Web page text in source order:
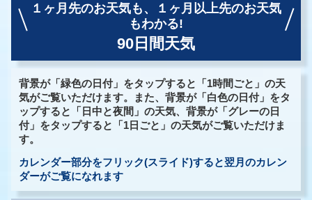
１ヶ月先のお天気も、
１ヶ月以上先のお天気
もわかる!
90日間天気
背景が「緑色の日付」をタップすると「1時間ごと」の天
気がご覧いただけます。また、背景が「白色の日付」をタ
ップすると「日中と夜間」の天気、背景が「グレーの日
付」をタップすると「1日ごと」の天気がご覧いただけま
す。
カレンダー部分をフリック(スライド)すると翌月のカレン
ダーがご覧になれます